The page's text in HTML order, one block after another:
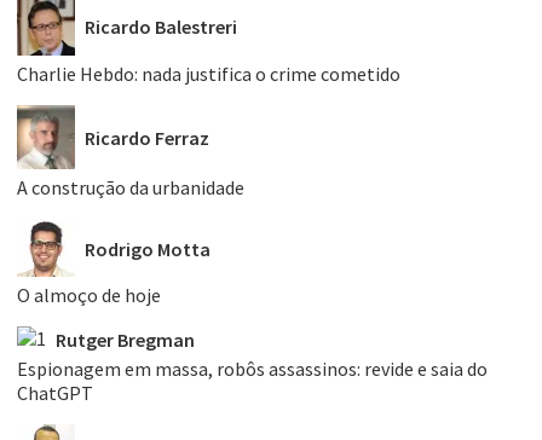
Ricardo Balestreri
Charlie Hebdo: nada justifica o crime cometido
Ricardo Ferraz
A construção da urbanidade
Rodrigo Motta
O almoço de hoje
Rutger Bregman
Espionagem em massa, robôs assassinos: revide e saia do
ChatGPT